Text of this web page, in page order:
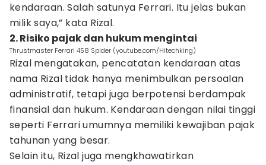
kendaraan. Salah satunya Ferrari. Itu jelas bukan
milik saya,” kata Rizal.
2. Risiko pajak dan hukum mengintai
Thrustmaster Ferrari 458 Spider (youtube.com/Hitechking)
Rizal mengatakan, pencatatan kendaraan atas
nama Rizal tidak hanya menimbulkan persoalan
administratif, tetapi juga berpotensi berdampak
finansial dan hukum. Kendaraan dengan nilai tinggi
seperti Ferrari umumnya memiliki kewajiban pajak
tahunan yang besar.
Selain itu, Rizal juga mengkhawatirkan